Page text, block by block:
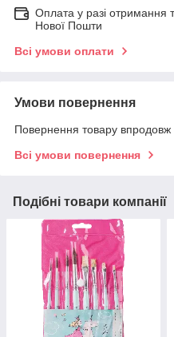
Оплата у разі отримання
Нової Пошти
Всі умови оплати
Умови повернення
Повернення товару впродовж
Всі умови повернення
Подібні товари компанії